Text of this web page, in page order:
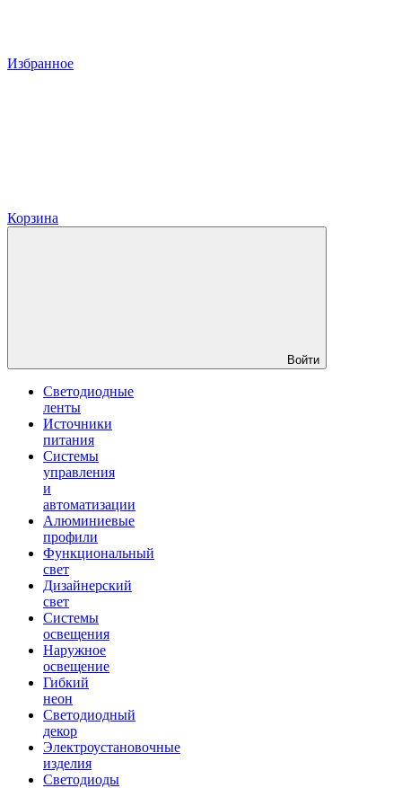
Избранное
Корзина
Войти
Светодиодные
ленты
Источники
питания
Системы
управления
и
автоматизации
Алюминиевые
профили
Функциональный
свет
Дизайнерский
свет
Системы
освещения
Наружное
освещение
Гибкий
неон
Светодиодный
декор
Электроустановочные
изделия
Светодиоды